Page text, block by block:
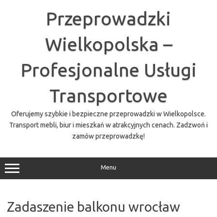
Przeprowadzki
Wielkopolska –
Profesjonalne Usługi
Transportowe
Oferujemy szybkie i bezpieczne przeprowadzki w Wielkopolsce.
Transport mebli, biur i mieszkań w atrakcyjnych cenach. Zadzwoń i
zamów przeprowadzkę!
Menu
Zadaszenie balkonu wrocław